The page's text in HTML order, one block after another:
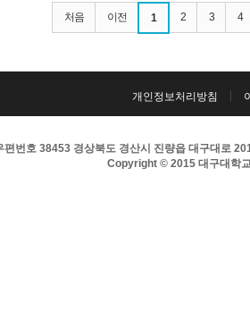
처음 이전 1 2 3 4
개인정보처리방침
편번호 38453 경상북도 경산시 진량읍 대구대로
Copyright © 2015 대구대학